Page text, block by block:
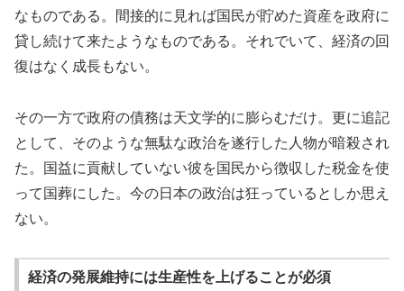
なものである。間接的に見れば国民が貯めた資産を政府に
貸し続けて来たようなものである。それでいて、経済の回
復はなく成長もない。
その一方で政府の債務は天文学的に膨らむだけ。更に追記
として、そのような無駄な政治を遂行した人物が暗殺され
た。国益に貢献していない彼を国民から徴収した税金を使
って国葬にした。今の日本の政治は狂っているとしか思え
ない。
経済の発展維持には生産性を上げることが必須